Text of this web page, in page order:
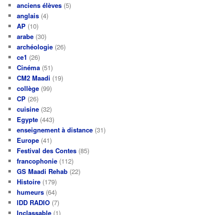
anciens élèves (5)
anglais (4)
AP (10)
arabe (30)
archéologie (26)
ce1 (26)
Cinéma (51)
CM2 Maadi (19)
collège (99)
CP (26)
cuisine (32)
Egypte (443)
enseignement à distance (31)
Europe (41)
Festival des Contes (85)
francophonie (112)
GS Maadi Rehab (22)
Histoire (179)
humeurs (64)
IDD RADIO (7)
Inclassable (1)